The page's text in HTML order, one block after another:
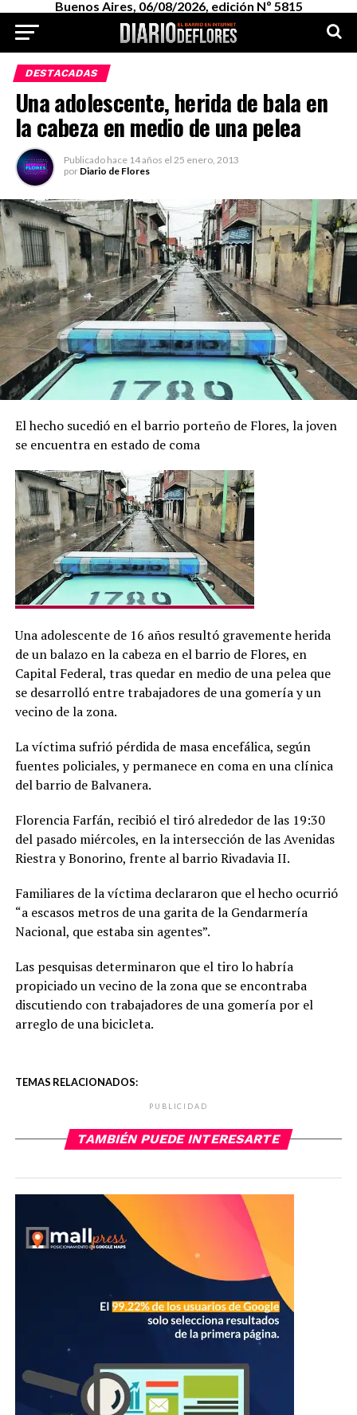
Buenos Aires, 06/08/2026, edición Nº 5815
DESTACADAS
Una adolescente, herida de bala en
la cabeza en medio de una pelea
Publicado hace 14 años el 25 enero, 2013
por Diario de Flores
El hecho sucedió en el barrio porteño de Flores, la joven
se encuentra en estado de coma
Una adolescente de 16 años resultó gravemente herida
de un balazo en la cabeza en el barrio de Flores, en
Capital Federal, tras quedar en medio de una pelea que
se desarrolló entre trabajadores de una gomería y un
vecino de la zona.
La víctima sufrió pérdida de masa encefálica, según
fuentes policiales, y permanece en coma en una clínica
del barrio de Balvanera.
Florencia Farfán, recibió el tiró alrededor de las 19:30
del pasado miércoles, en la intersección de las Avenidas
Riestra y Bonorino, frente al barrio Rivadavia II.
Familiares de la víctima declararon que el hecho ocurrió
“a escasos metros de una garita de la Gendarmería
Nacional, que estaba sin agentes”.
Las pesquisas determinaron que el tiro lo habría
propiciado un vecino de la zona que se encontraba
discutiendo con trabajadores de una gomería por el
arreglo de una bicicleta.
TEMAS RELACIONADOS:
PUBLICIDAD
TAMBIÉN PUEDE INTERESARTE